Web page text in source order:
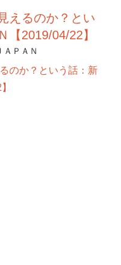
えるのか？とい
【2019/04/22】
ＡＰＡＮ